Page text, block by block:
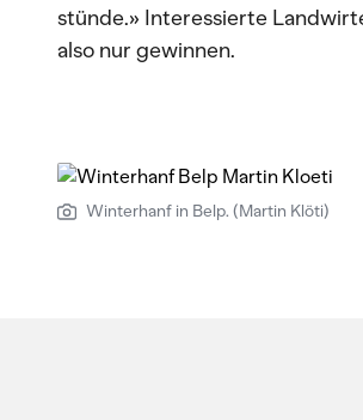
stünde.» Interessierte
also nur gewinnen.
Winterhanf in Belp. (Martin Klöti)